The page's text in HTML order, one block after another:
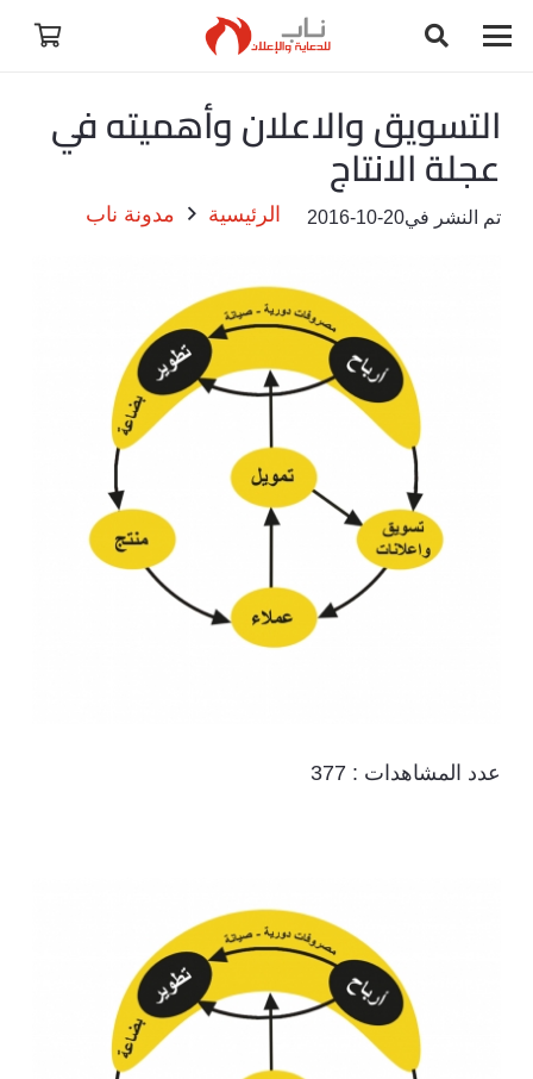
التسويق والاعلان وأهميته في
عجلة الانتاج
تم النشر في2016-10-20 الرئيسية مدونة ناب
عدد المشاهدات : 377